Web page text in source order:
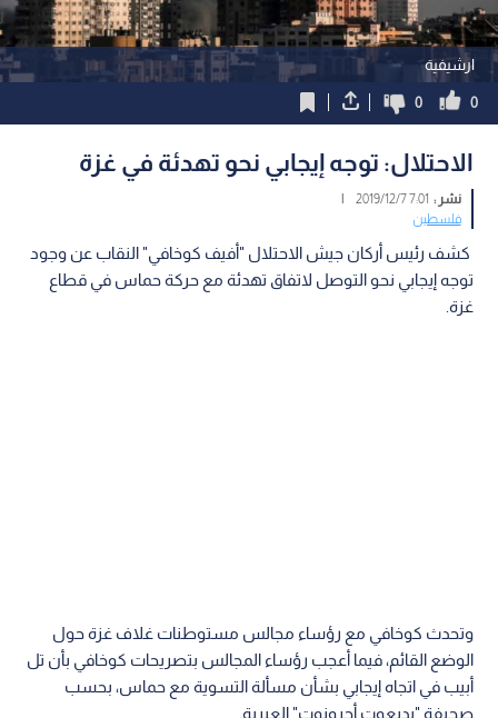
ارشيفية
0
0
الاحتلال: توجه إيجابي نحو تهدئة في غزة
نشر : 7:01 2019/12/7
|
فلسطين
كشف رئيس أركان جيش الاحتلال "أفيف كوخافي" النقاب عن وجود
توجه إيجابي نحو التوصل لاتفاق تهدئة مع حركة حماس في قطاع
غزة.
وتحدث كوخافي مع رؤساء مجالس مستوطنات غلاف غزة حول
الوضع القائم، فيما أعجب رؤساء المجالس بتصريحات كوخافي بأن تل
أبيب في اتجاه إيجابي بشأن مسألة التسوية مع حماس، بحسب
صحيفة "يديعوت أحرونوت" العبرية.